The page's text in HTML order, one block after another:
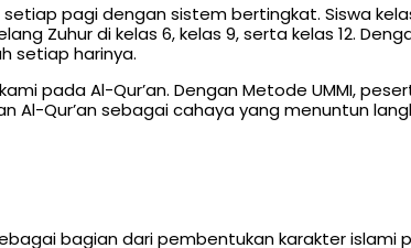
pagi dengan sistem bertingkat. Siswa
Zuhur di kelas 6, kelas 9, serta kelas 12.
setiap harinya.
pada Al-Qur’an. Dengan Metode UMMI,
Qur’an sebagai cahaya yang menuntun
bagian dari pembentukan karakter islami